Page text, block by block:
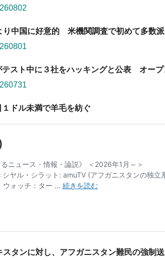
り中国に好意的 米機関調査で初めて多数
スト中に３社をハッキングと公表 オー
ドル未満で羊毛を紡ぐ
タンに対し、アフガニスタン難民の強制